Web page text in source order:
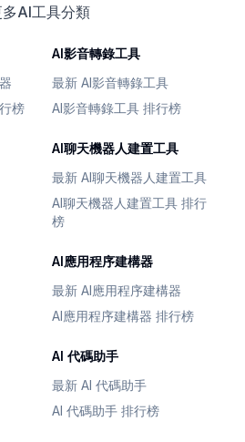
AI工具分類
榜
AI影音轉錄工具
最新 AI影音轉錄工具
AI影音轉錄工具 排行榜
AI聊天機器人建置工具
最新 AI聊天機器人建置工具
AI聊天機器人建置工具 排行
榜
AI應用程序建構器
最新 AI應用程序建構器
AI應用程序建構器 排行榜
AI 代碼助手
最新 AI 代碼助手
AI 代碼助手 排行榜